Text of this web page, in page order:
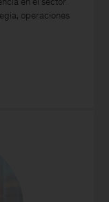
operaciones